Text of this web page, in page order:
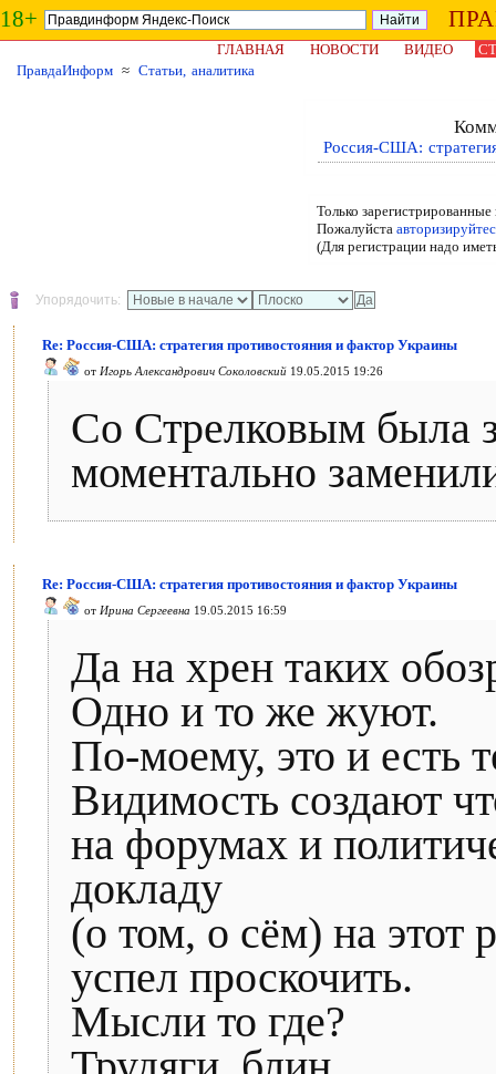
18+
ГЛАВНАЯ НОВОСТИ ВИДЕО
ПравдаИнформ ≈ Статьи, аналитика
Россия-США:
Только
Пожалуйста
(Для регистрации надо
Упорядочить:
Re: Россия-США: стратегия противостояния и фактор Украины
от Игорь Александрович Соколовский 19.05.2015 19:26
Со Стрелковым была
моментально
Re: Россия-США: стратегия противостояния и фактор Украины
от Ирина Сергеевна 19.05.2015 16:59
Да на хрен таких
Одно и то же жуют.
По-моему, это и есть
Видимость создают
на форумах и
докладу
(о том, о сём) на этот
успел проскочить.
Мысли то где?